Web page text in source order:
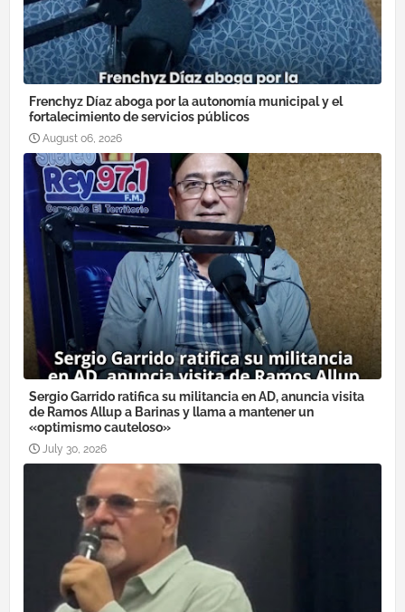
Frenchyz Díaz aboga por la autonomía municipal y el
fortalecimiento de servicios públicos
August 06, 2026
Sergio Garrido ratifica su militancia en AD, anuncia visita
de Ramos Allup a Barinas y llama a mantener un
«optimismo cauteloso»
July 30, 2026